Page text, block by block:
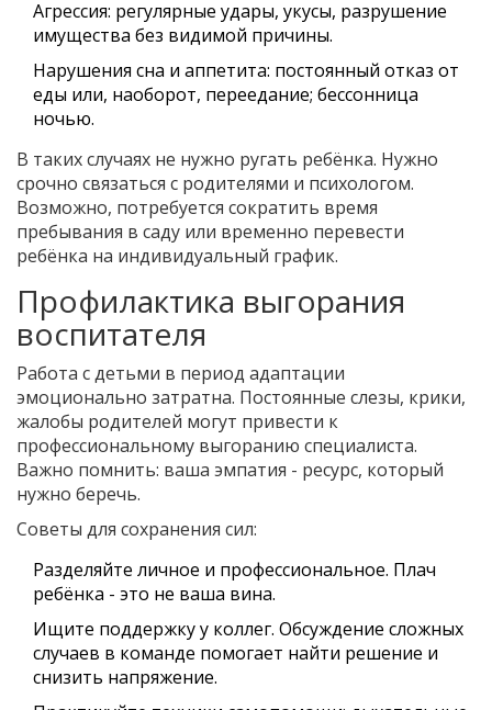
Агрессия: регулярные удары, укусы, разрушение
имущества без видимой причины.
Нарушения сна и аппетита: постоянный отказ от
еды или, наоборот, переедание; бессонница
ночью.
В таких случаях не нужно ругать ребёнка. Нужно
срочно связаться с родителями и психологом.
Возможно, потребуется сократить время
пребывания в саду или временно перевести
ребёнка на индивидуальный график.
Профилактика выгорания
воспитателя
Работа с детьми в период адаптации
эмоционально затратна. Постоянные слезы, крики,
жалобы родителей могут привести к
профессиональному выгоранию специалиста.
Важно помнить: ваша эмпатия - ресурс, который
нужно беречь.
Советы для сохранения сил:
Разделяйте личное и профессиональное. Плач
ребёнка - это не ваша вина.
Ищите поддержку у коллег. Обсуждение сложных
случаев в команде помогает найти решение и
снизить напряжение.